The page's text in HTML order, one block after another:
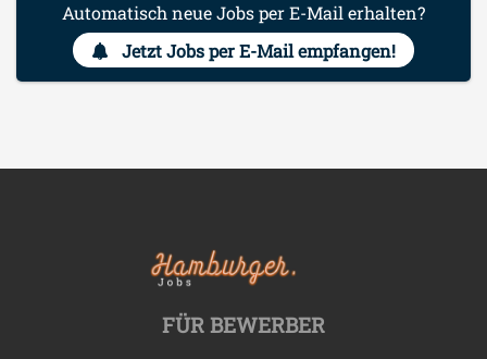
Automatisch neue Jobs per E-Mail erhalten?
Jetzt Jobs per E-Mail empfangen!
FÜR BEWERBER